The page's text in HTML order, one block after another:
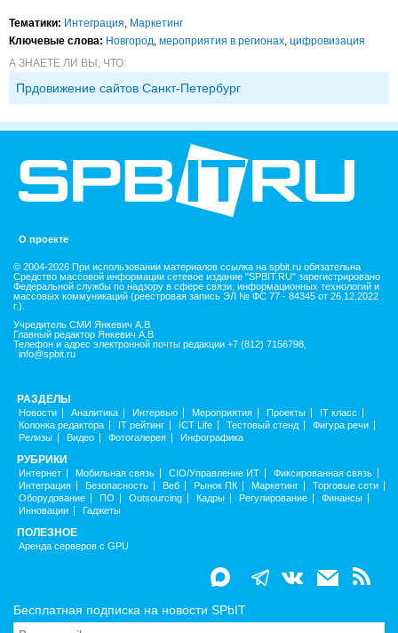
Тематики: Интеграция Маркетинг
Ключевые слова: Новгород мероприятия в регионах цифровизация
А ЗНАЕТЕ ЛИ ВЫ, ЧТО:
Прдовижение сайтов Санкт-Петербург
О проекте
© 2004-2026 При использовании материалов ссылка на spbit.ru обязательна
Средство массовой информации сетевое издание "SPBIT.RU" зарегистрировано
Федеральной службы по надзору в сфере связи, информационных технологий и
массовых коммуникаций (реестровая запись ЭЛ № ФС 77 - 84345 от 26.12.2022
г.).
Учредитель СМИ Янкевич А.В
Главный редактор Янкевич А.В
Телефон и адрес электронной почты редакции +7 (812) 7156798,
info@spbit.ru
РАЗДЕЛЫ
Новости Аналитика Интервью Мероприятия Проекты
IT класс
Колонка редактора
IT рейтинг ICT Life Тестовый стенд
Фигура речи
Релизы
Видео Фотогалерея Инфографика
РУБРИКИ
Интернет Мобильная связь CIO/Управление ИТ
Фиксированная связь
Интеграция
Безопасность Веб Рынок ПК Маркетинг
Торговые сети
Оборудование
ПО Outsourcing Кадры Регулирование
Финансы
Инновации
Гаджеты
ПОЛЕЗНОЕ
Аренда серверов с GPU
Бесплатная подписка на новости SPbIT